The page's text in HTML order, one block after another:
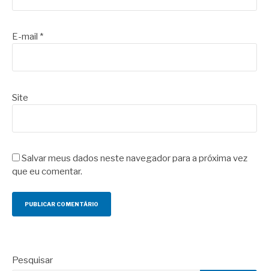
E-mail *
Site
Salvar meus dados neste navegador para a próxima vez
que eu comentar.
Pesquisar